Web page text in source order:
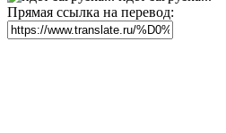
Прямая ссылка на перевод: